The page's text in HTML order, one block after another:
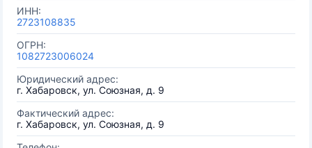
ИНН:
2723108835
ОГРН:
1082723006024
Юридический адрес:
г. Хабаровск, ул. Союзная, д. 9
Фактический адрес:
г. Хабаровск, ул. Союзная, д. 9